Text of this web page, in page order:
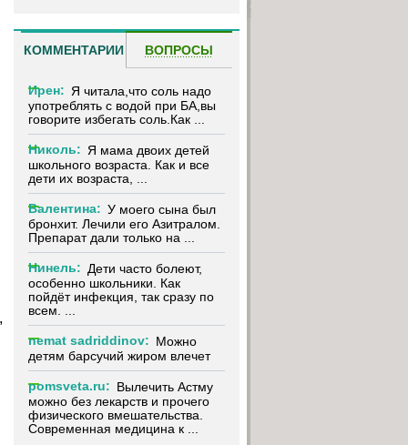
КОММЕНТАРИИ ВОПРОСЫ
Ирен: Я читала,что соль надо
употреблять с водой при БА,вы
говорите избегать соль.Как ...
Николь: Я мама двоих детей
школьного возраста. Как и все
дети их возраста, ...
Валентина: У моего сына был
бронхит. Лечили его Азитралом.
Препарат дали только на ...
Нинель: Дети часто болеют,
особенно школьники. Как
пойдёт инфекция, так сразу по
всем. ...
nemat sadriddinov: Можно
детям барсучий жиром влечет
pomsveta.ru: Вылечить Астму
можно без лекарств и прочего
физического вмешательства.
Современная медицина к ...